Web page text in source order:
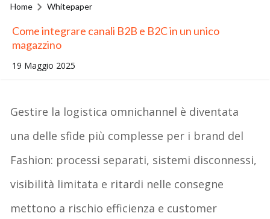
Home Whitepaper
Come integrare canali B2B e B2C in un unico
magazzino
19 Maggio 2025
Gestire la logistica omnichannel è diventata
una delle sfide più complesse per i brand del
Fashion: processi separati, sistemi disconnessi,
visibilità limitata e ritardi nelle consegne
mettono a rischio efficienza e customer